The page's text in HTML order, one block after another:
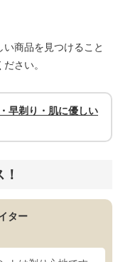
い商品を見つけること
さい。
早剃り・肌に優しい
ター